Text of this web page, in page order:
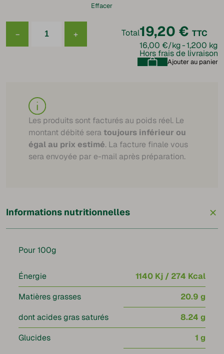
Effacer
−
quantité
de
+ Total19,20 € TTC
16,00 €/kg-1,200 kg
Hors frais de livraison
Ajouter au panier
Les produits sont facturés au poids réel. Le
montant débité sera toujours inférieur ou
égal au prix estimé. La facture finale vous
sera envoyée par e-mail après préparation.
Informations nutritionnelles +
Pour 100g
Énergie
1140 Kj / 274 Kcal
Matières grasses
20.9 g
dont acides gras saturés
8.24 g
Glucides
1 g